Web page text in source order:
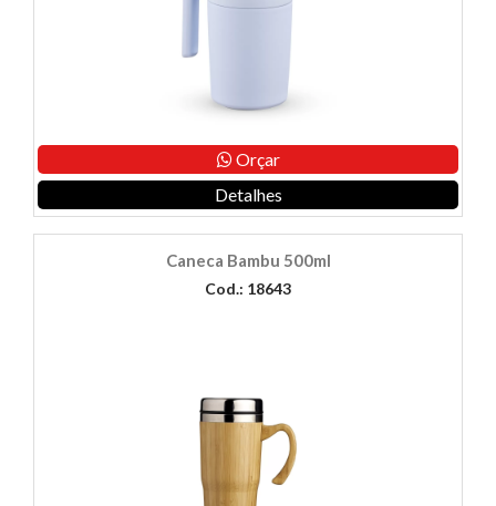
Orçar
Detalhes
Caneca Bambu 500ml
Cod.: 18643